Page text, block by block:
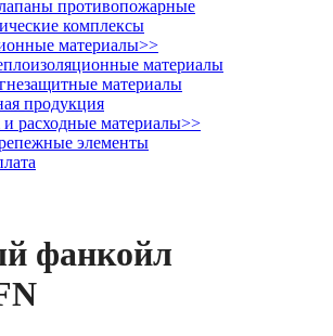
противопожарные
комплексы
материалы>>
материалы
материалы
продукция
расходные материалы>>
элементы
фанкойл